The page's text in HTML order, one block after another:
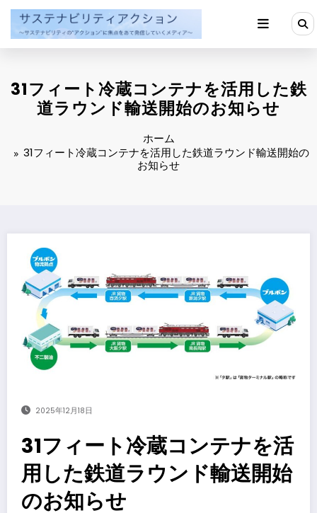
ン
31フィート冷蔵コンテナを活用した鉄
道ラウンド輸送開始のお知らせ
ホーム
31フィート冷蔵コンテナを活用した鉄道ラウンド輸送開始の
お知らせ
2025年12月18日
31フィート冷蔵コンテナを活
用した鉄道ラウンド輸送開始
のお知らせ